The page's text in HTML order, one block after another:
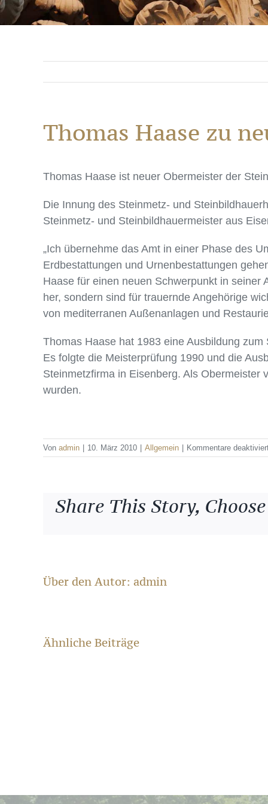
Thomas Haase zu
Thomas Haase ist neuer Obermeister der
Die Innung des Steinmetz- und
Steinmetz- und Steinbildhauermeister aus
„Ich übernehme das Amt in einer Phase des
Erdbestattungen und Urnenbestattungen
Haase für einen neuen Schwerpunkt in seiner
her, sondern sind für trauernde Angehörige
von mediterranen Außenanlagen und
Thomas Haase hat 1983 eine Ausbildung
Es folgte die Meisterprüfung 1990 und die
Steinmetzfirma in Eisenberg. Als
wurden.
Von admin 10. März 2010 Allgemein Kommentare
Share This Story,
Über den Autor: admin
Ähnliche Beiträge
Restaurierung
historischen